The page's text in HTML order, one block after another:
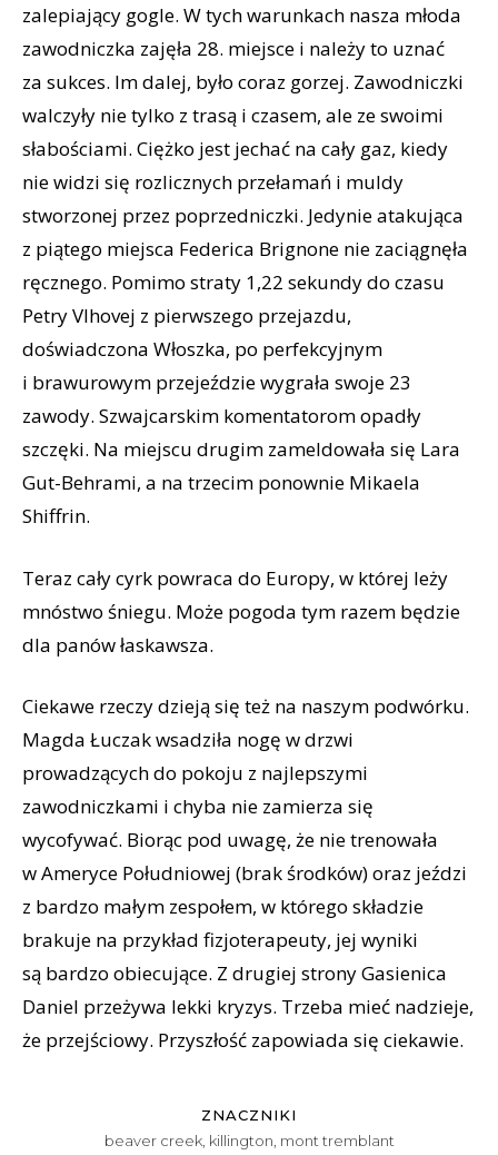
zalepiający gogle. W tych warunkach nasza młoda
zawodniczka zajęła 28. miejsce i należy to uznać
za sukces. Im dalej, było coraz gorzej. Zawodniczki
walczyły nie tylko z trasą i czasem, ale ze swoimi
słabościami. Ciężko jest jechać na cały gaz, kiedy
nie widzi się rozlicznych przełamań i muldy
stworzonej przez poprzedniczki. Jedynie atakująca
z piątego miejsca Federica Brignone nie zaciągnęła
ręcznego. Pomimo straty 1,22 sekundy do czasu
Petry Vlhovej z pierwszego przejazdu,
doświadczona Włoszka, po perfekcyjnym
i brawurowym przejeździe wygrała swoje 23
zawody. Szwajcarskim komentatorom opadły
szczęki. Na miejscu drugim zameldowała się Lara
Gut-Behrami, a na trzecim ponownie Mikaela
Shiffrin.
Teraz cały cyrk powraca do Europy, w której leży
mnóstwo śniegu. Może pogoda tym razem będzie
dla panów łaskawsza.
Ciekawe rzeczy dzieją się też na naszym podwórku.
Magda Łuczak wsadziła nogę w drzwi
prowadzących do pokoju z najlepszymi
zawodniczkami i chyba nie zamierza się
wycofywać. Biorąc pod uwagę, że nie trenowała
w Ameryce Południowej (brak środków) oraz jeździ
z bardzo małym zespołem, w którego składzie
brakuje na przykład fizjoterapeuty, jej wyniki
są bardzo obiecujące. Z drugiej strony Gasienica
Daniel przeżywa lekki kryzys. Trzeba mieć nadzieje,
że przejściowy. Przyszłość zapowiada się ciekawie.
ZNACZNIKI
beaver creek, killington mont tremblant